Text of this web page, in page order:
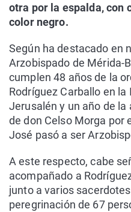
otra por la espalda, con
color negro.
Según ha destacado en
Arzobispado de Mérida-
cumplen 48 años de la
Rodríguez Carballo en
Jerusalén y un año de
de don Celso Morga por
José pasó a ser
A este respecto, cabe
acompañado a
junto a varios
peregrinación de 67